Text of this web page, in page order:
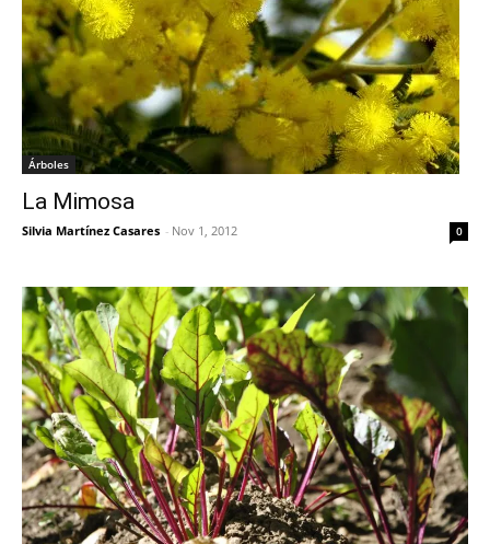
Árboles
La Mimosa
Silvia Martínez Casares - Nov 1, 2012 0